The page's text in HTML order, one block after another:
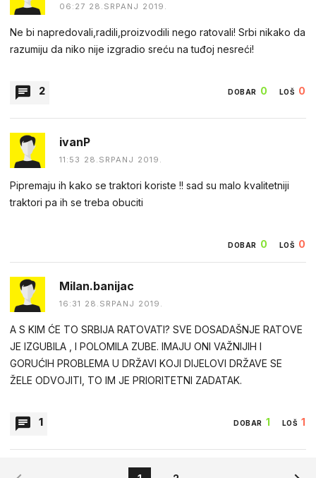
06:27 28.SRPANJ 2019.
Ne bi napredovali,radili,proizvodili nego ratovali! Srbi nikako da
razumiju da niko nije izgradio sreću na tuđoj nesreći!
2 DOBAR 0 LOŠ 0
etnA
09:27 28.SRPANJ 2019.
Možda samo vežbaju da bi se odbranili, kao mnogo puta u
istoriji kada su napadani pa moraju da se brane... Ima (ne)ljudi
DOBAR 0 LOŠ 0
crazy.dictator
jeste bato. eno tamo 91 dok su uvezbavali voznju tenkova po
hrvatskoj napala ih neka"banda"naoruzana malokalibarkama i
sacmaricama (na kraju i pobjedila). pamti li to historija?
DOBAR 0 LOŠ 0
ivanP
11:53 28.SRPANJ 2019.
Pipremaju ih kako se traktori koriste !! sad su malo kvalitetniji
traktori pa ih se treba obuciti
DOBAR 0 LOŠ 0
Milan.banijac
16:31 28.SRPANJ 2019.
A S KIM ĆE TO SRBIJA RATOVATI? SVE DOSADAŠNJE RATOVE
JE IZGUBILA , I POLOMILA ZUBE. IMAJU ONI VAŽNIJIH I
GORUĆIH PROBLEMA U DRŽAVI KOJI DIJELOVI DRŽAVE SE
ŽELE ODVOJITI, TO IM JE PRIORITETNI ZADATAK.
1 DOBAR 1 LOŠ 1